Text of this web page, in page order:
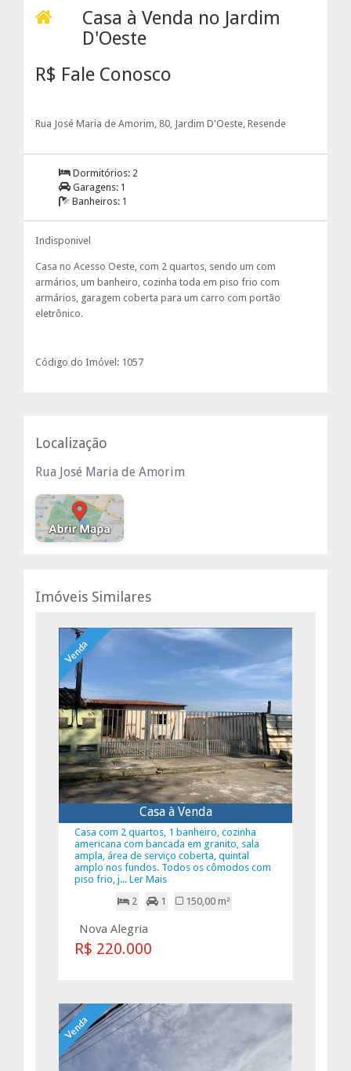
Casa à Venda no Jardim
D'Oeste
R$ Fale Conosco
Rua José Maria de Amorim, 80, Jardim D'Oeste, Resende
Dormitórios: 2
Garagens: 1
Banheiros: 1
Indisponivel
Casa no Acesso Oeste, com 2 quartos, sendo um com
armários, um banheiro, cozinha toda em piso frio com
armários, garagem coberta para um carro com portão
eletrônico.
Código do Imóvel: 1057
Localização
Rua José Maria de Amorim
Imóveis Similares
Venda
Casa à Venda
Casa com 2 quartos, 1 banheiro, cozinha
americana com bancada em granito, sala
ampla, área de serviço coberta, quintal
amplo nos fundos. Todos os cômodos com
piso frio, j... Ler Mais
2
1 150,00 m²
Nova Alegria
R$ 220.000
Venda